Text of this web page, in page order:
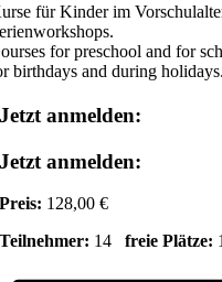
für Kinder im
for preschool and for
birthdays and during holidays.
Jetzt anmelden:
Jetzt anmelden:
Preis: 128,00 €
Teilnehmer: 14freie Plätze: 1